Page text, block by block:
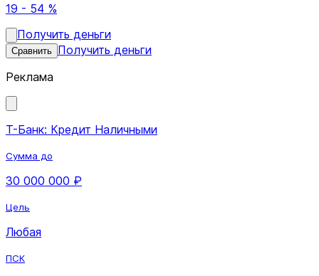
19 - 54 %
Получить деньги
Сравнить Получить деньги
Реклама
Т-Банк: Кредит Наличными
Сумма до
30 000 000 ₽
Цель
Любая
ПСК